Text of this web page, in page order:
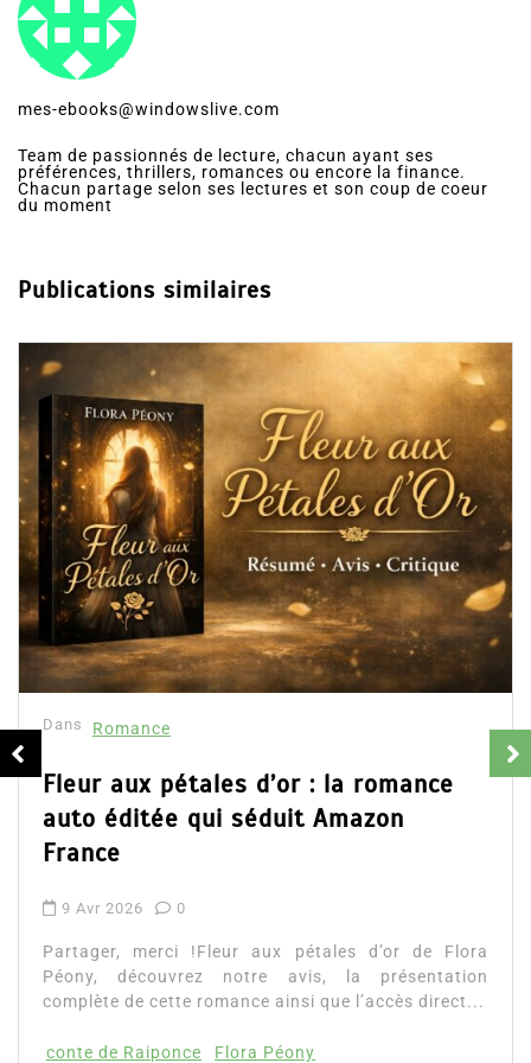
mes-ebooks@windowslive.com
Team de passionnés de lecture, chacun ayant ses
préférences, thrillers, romances ou encore la finance.
Chacun partage selon ses lectures et son coup de coeur
du moment
Publications similaires
Dans Romance
Fleur aux pétales d’or : la romance
auto éditée qui séduit Amazon
France
9 Avr 2026 0
Partager, merci !Fleur aux pétales d’or de Flora
Péony, découvrez notre avis, la présentation
complète de cette romance ainsi que l’accès direct...
conte de Raiponce
Flora Péony